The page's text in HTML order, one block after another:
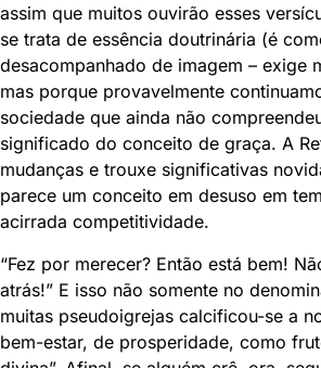
assim que muitos ouvirão esses
se trata de essência doutrinária (é
desacompanhado de imagem – exige
mas porque provavelmente
sociedade que ainda não
significado do conceito de graça. A
mudanças e trouxe significativas
parece um conceito em desuso em
acirrada competitividade.
“Fez por merecer? Então está bem!
atrás!” E isso não somente no
muitas pseudoigrejas calcificou-se a
bem-estar, de prosperidade, como